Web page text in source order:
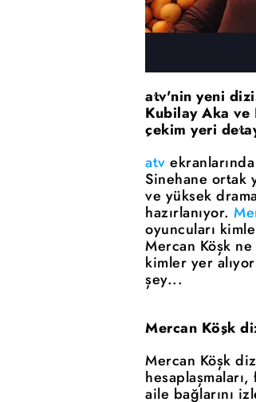
atv'nin yeni
Kubilay Aka ve
çekim yeri
atv
Sinehane ortak
ve yüksek
hazırlanıyor.
oyuncuları
Mercan Köşk
kimler yer
şey...
Mercan Köşk
Mercan Köşk
aile bağlarını